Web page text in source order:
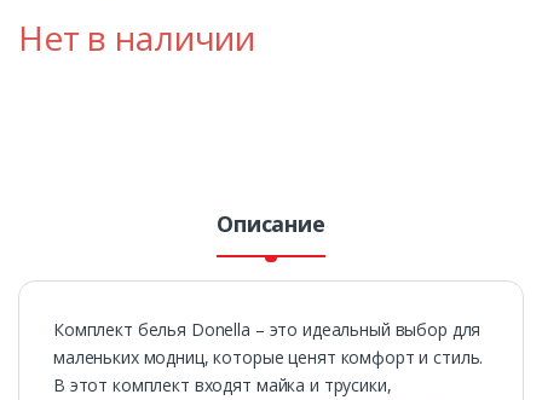
Нет в наличии
Описание
Комплект белья Donella – это идеальный выбор для
маленьких модниц, которые ценят комфорт и стиль.
В этот комплект входят майка и трусики,